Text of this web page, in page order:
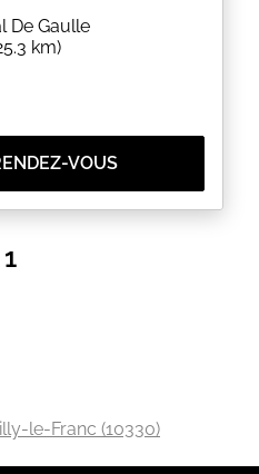
De Gaulle
km)
VOUS
1
le-Franc (10330)